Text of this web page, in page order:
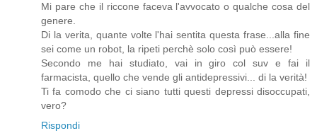
Mi pare che il riccone faceva l'avvocato o qualche cosa del
genere.
Di la verita, quante volte l'hai sentita questa frase...alla fine
sei come un robot, la ripeti perchè solo così può essere!
Secondo me hai studiato, vai in giro col suv e fai il
farmacista, quello che vende gli antidepressivi... di la verità!
Ti fa comodo che ci siano tutti questi depressi disoccupati,
vero?
Rispondi